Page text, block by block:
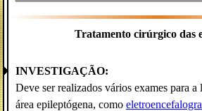
Tratamento cirúrgico das
INVESTIGAÇÃO:
Deve ser realizados vários exames para a
área epileptógena, como